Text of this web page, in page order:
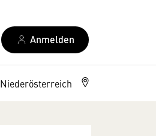
Anmelden
Niederösterreich